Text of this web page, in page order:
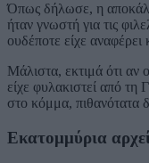
Όπως δήλωσε, η
ήταν γνωστή για τις
ουδέποτε είχε αναφέρει
Μάλιστα, εκτιμά ότι αν
είχε φυλακιστεί από τη
στο κόμμα, πιθανότατα
Εκατομμύρια